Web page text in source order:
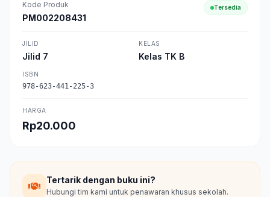
Kode Produk
PM002208431
Tersedia
JILID
Jilid 7
KELAS
Kelas TK B
ISBN
978-623-441-225-3
HARGA
Rp20.000
Tertarik dengan buku ini?
Hubungi tim kami untuk penawaran khusus sekolah.